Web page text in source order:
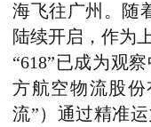
海飞往广州 。 随
陆续开启，作为
“618”已成为观
方航空物流股
流”）通过精准